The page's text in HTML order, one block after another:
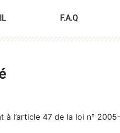
F.A.Q
l’article 47 de la loi n°